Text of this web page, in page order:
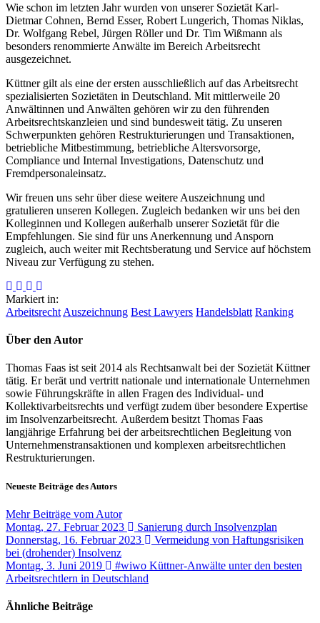
Wie schon im letzten Jahr wurden von unserer Sozietät Karl-
Dietmar Cohnen, Bernd Esser, Robert Lungerich, Thomas Niklas,
Dr. Wolfgang Rebel, Jürgen Röller und Dr. Tim Wißmann als
besonders renommierte Anwälte im Bereich Arbeitsrecht
ausgezeichnet.
Küttner gilt als eine der ersten ausschließlich auf das Arbeitsrecht
spezialisierten Sozietäten in Deutschland. Mit mittlerweile 20
Anwältinnen und Anwälten gehören wir zu den führenden
Arbeitsrechtskanzleien und sind bundesweit tätig. Zu unseren
Schwerpunkten gehören Restrukturierungen und Transaktionen,
betriebliche Mitbestimmung, betriebliche Altersvorsorge,
Compliance und Internal Investigations, Datenschutz und
Fremdpersonaleinsatz.
Wir freuen uns sehr über diese weitere Auszeichnung und
gratulieren unseren Kollegen. Zugleich bedanken wir uns bei den
Kolleginnen und Kollegen außerhalb unserer Sozietät für die
Empfehlungen. Sie sind für uns Anerkennung und Ansporn
zugleich, auch weiter mit Rechtsberatung und Service auf höchstem
Niveau zur Verfügung zu stehen.
Markiert in:
Arbeitsrecht Auszeichnung Best Lawyers Handelsblatt Ranking
Über den Autor
Thomas Faas ist seit 2014 als Rechtsanwalt bei der Sozietät Küttner
tätig. Er berät und vertritt nationale und internationale Unternehmen
sowie Führungskräfte in allen Fragen des Individual- und
Kollektivarbeitsrechts und verfügt zudem über besondere Expertise
im Insolvenzarbeitsrecht. Außerdem besitzt Thomas Faas
langjährige Erfahrung bei der arbeitsrechtlichen Begleitung von
Unternehmenstransaktionen und komplexen arbeitsrechtlichen
Restrukturierungen.
Neueste Beiträge des Autors
Mehr Beiträge vom Autor
Montag, 27. Februar 2023
Sanierung durch Insolvenzplan
Donnerstag, 16. Februar 2023
Vermeidung von Haftungsrisiken
bei (drohender) Insolvenz
Montag, 3. Juni 2019
#wiwo Küttner-Anwälte unter den besten
Arbeitsrechtlern in Deutschland
Ähnliche Beiträge